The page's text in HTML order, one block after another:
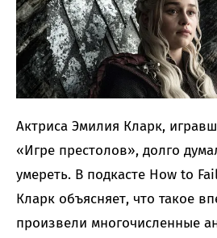
Актриса Эмилия Кларк,
«Игре престолов», долго
умереть. В подкасте How to
Кларк объясняет, что такое
произвели многочисленные